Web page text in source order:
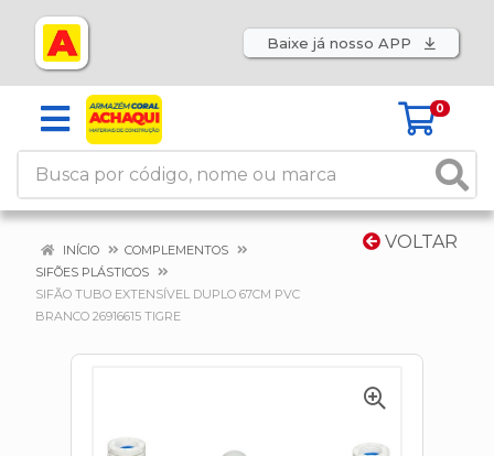
Baixe já nosso APP
0
VOLTAR
INÍCIO
COMPLEMENTOS
SIFÕES PLÁSTICOS
SIFÃO TUBO EXTENSÍVEL DUPLO 67CM PVC
BRANCO 26916615 TIGRE